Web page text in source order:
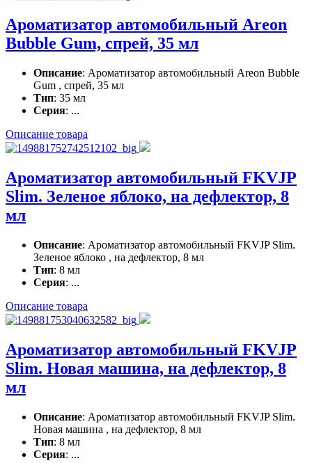
Ароматизатор автомобильный Areon
Bubble Gum, спрей, 35 мл
Описание: Ароматизатор автомобильный Areon Bubble
Gum , спрей, 35 мл
Тип: 35 мл
Серия: ...
Описание товара
Ароматизатор автомобильный FKVJP
Slim. Зеленое яблоко, на дефлектор, 8
мл
Описание: Ароматизатор автомобильный FKVJP Slim.
Зеленое яблоко , на дефлектор, 8 мл
Тип: 8 мл
Серия: ...
Описание товара
Ароматизатор автомобильный FKVJP
Slim. Новая машина, на дефлектор, 8
мл
Описание: Ароматизатор автомобильный FKVJP Slim.
Новая машина , на дефлектор, 8 мл
Тип: 8 мл
Серия: ...